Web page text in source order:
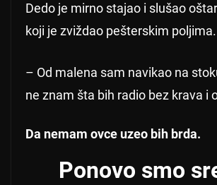
Dedo je mirno stajao i slušao
koji je zviždao pešterskim poljima.
– Od malena sam navikao na
ne znam šta bih radio bez krava i
Da nemam ovce uzeo bih brda.
Ponovo smo